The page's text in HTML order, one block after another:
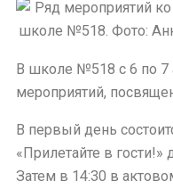
В школе №518 с 6 по 7
мероприятий,
В первый день
«Прилетайте в гости!»
Затем в 14:30 в